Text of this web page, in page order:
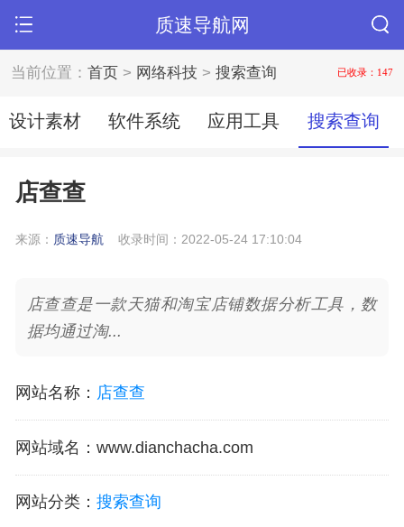
质速导航网
当前位置：首页 > 网络科技 >搜索查询 已收录：147
设计素材 软件系统 应用工具 搜索查询
店查查
来源： 质速导航 收录时间：2022-05-24 17:10:04
店查查是一款天猫和淘宝店铺数据分析工具，数
据均通过淘...
网站名称： 店查查
网站域名 ： www.dianchacha.com
网站分类： 搜索查询